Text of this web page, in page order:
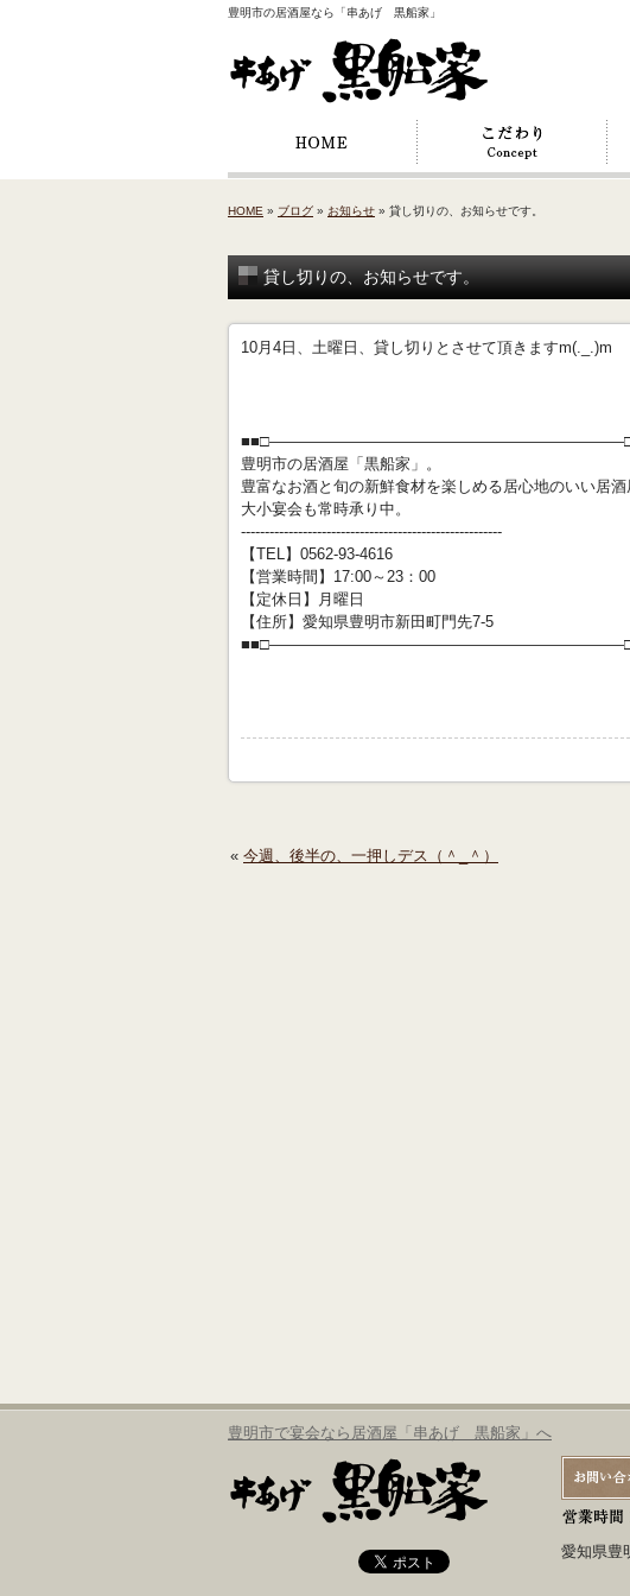
豊明市の居酒屋なら「串あげ 黒船家」
HOME » ブログ » お知らせ » 貸し切りの、お知らせです。
貸し切りの、お知らせです。
10月4日、土曜日、貸し切りとさせて頂きますm(._.)m
豊明市の居酒屋「黒船家」。
豊富なお酒と旬の新鮮食材を楽しめる居心地のいい居酒
大小宴会も常時承り中。
-------------------------------------------------------
【TEL】0562-93-4616
【営業時間】17:00～23：00
【定休日】月曜日
【住所】愛知県豊明市新田町門先7-5
« 今週、後半の、一押しデス（＾_＾）
豊明市で宴会なら居酒屋「串あげ 黒船家」へ
愛知県豊